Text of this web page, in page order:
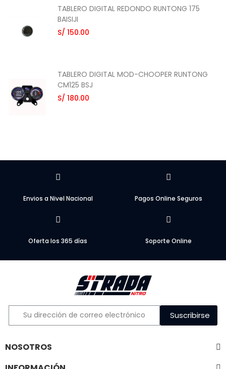
TABLERO DIGITAL REDONDO RUNTONG 175
BAISIJI
S/ 150.00
TABLERO DIGITAL MOD-CHOOPER RUNTONG
CM125 BSJ
S/ 180.00
Envios a Nivel Nacional Pagos Online Seguros
Oferta los 365 días Soporte Online
Suscribirse
NOSOTROS